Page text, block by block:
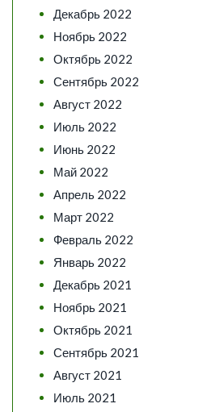
Декабрь 2022
Ноябрь 2022
Октябрь 2022
Сентябрь 2022
Август 2022
Июль 2022
Июнь 2022
Май 2022
Апрель 2022
Март 2022
Февраль 2022
Январь 2022
Декабрь 2021
Ноябрь 2021
Октябрь 2021
Сентябрь 2021
Август 2021
Июль 2021